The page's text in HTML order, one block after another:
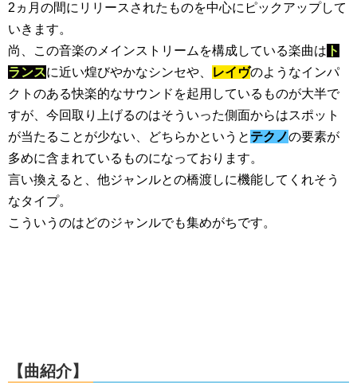
2ヵ月の間にリリースされたものを中心にピックアップして
いきます。
尚、この音楽のメインストリームを構成している楽曲は ト
ランスに近い煌びやかなシンセや、 レイヴのようなインパ
クトのある快楽的なサウンドを起用しているものが大半で
すが、今回取り上げるのはそういった側面からはスポット
が当たることが少ない、どちらかというと テクノの要素が
多めに含まれているものになっております。
言い換えると、他ジャンルとの橋渡しに機能してくれそう
なタイプ。
こういうのはどのジャンルでも集めがちです。
【曲紹介】